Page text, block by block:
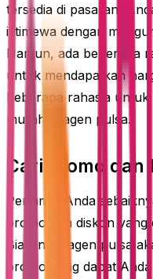
tersedia di pasaran,
istimewa dengan
Namun, ada beberapa
untuk mendapatkan
beberapa rahasia
murah di agen pulsa.
Cari Promo dan
Pertama, Anda
promo dan diskon
Biasanya, agen pulsa
promo yang dapat